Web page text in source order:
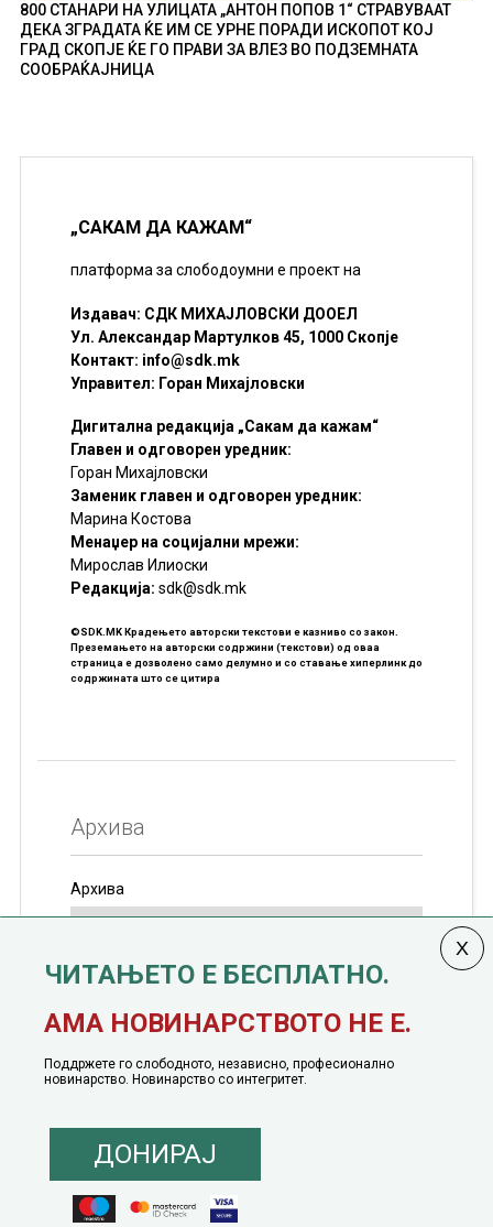
800 СТАНАРИ НА УЛИЦАТА „АНТОН ПОПОВ 1“ СТРАВУВААТ
ДЕКА ЗГРАДАТА ЌЕ ИМ СЕ УРНЕ ПОРАДИ ИСКОПОТ КОЈ
ГРАД СКОПЈЕ ЌЕ ГО ПРАВИ ЗА ВЛЕЗ ВО ПОДЗЕМНАТА
СООБРАЌАЈНИЦА
„САКАМ ДА КАЖАМ“
платформа за слободоумни е проект на
Издавач: СДК МИХАЈЛОВСКИ ДООЕЛ
Ул. Александар Мартулков 45, 1000 Скопје
Контакт: info@sdk.mk
Управител: Горан Михајловски
Дигитална редакција „Сакам да кажам“
Главен и одговорен уредник:
Горан Михајловски
Заменик главен и одговорен уредник:
Марина Костова
Менаџер на социјални мрежи:
Мирослав Илиоски
Редакцијa: sdk@sdk.mk
©SDK.MK Крадењето авторски текстови е казниво со закон.
Преземањето на авторски содржини (текстови) од оваа
страница е дозволено само делумно и со ставање хиперлинк до
содржината што се цитира
Архива
Архива
јануари, 1991 година
© 2016 - 2026 Сакам Да Кажам. Сите права задржани |
Понуда за политичко рекламирање
Политика на инклузија
Кодекс на однесување
ЧИТАЊЕТО Е БЕСПЛАТНО.
АМА НОВИНАРСТВОТО НЕ Е.
Поддржете го слободното, независно, професионално
новинарство. Новинарство со интегритет.
ДОНИРАЈ